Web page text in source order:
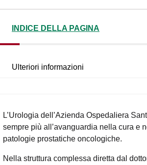
INDICE DELLA PAGINA
Ulteriori informazioni
L’Urologia dell’Azienda Ospedaliera
sempre più all’avanguardia nella cura e
patologie prostatiche oncologiche.
Nella struttura complessa diretta dal